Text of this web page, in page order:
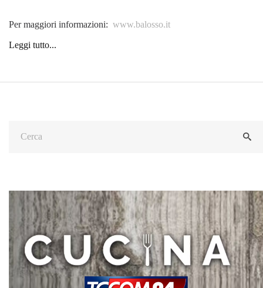
Per maggiori informazioni: www.balosso.it
Leggi tutto...